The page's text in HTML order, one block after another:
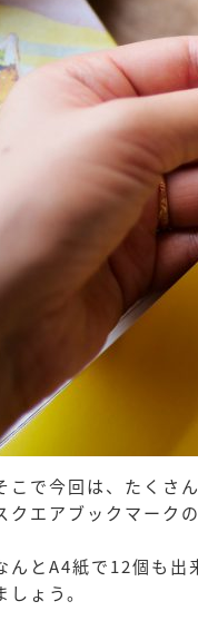
こで今回は、たくさ
クエアブックマーク
んとA4紙で12個も出
しょう。